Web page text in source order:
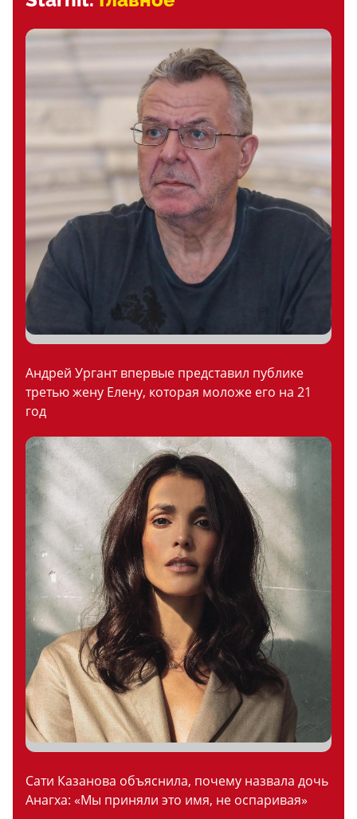
Андрей Ургант впервые представил публике
третью жену Елену, которая моложе его на 21
год
Сати Казанова объяснила, почему назвала дочь
Анагха: «Мы приняли это имя, не оспаривая»